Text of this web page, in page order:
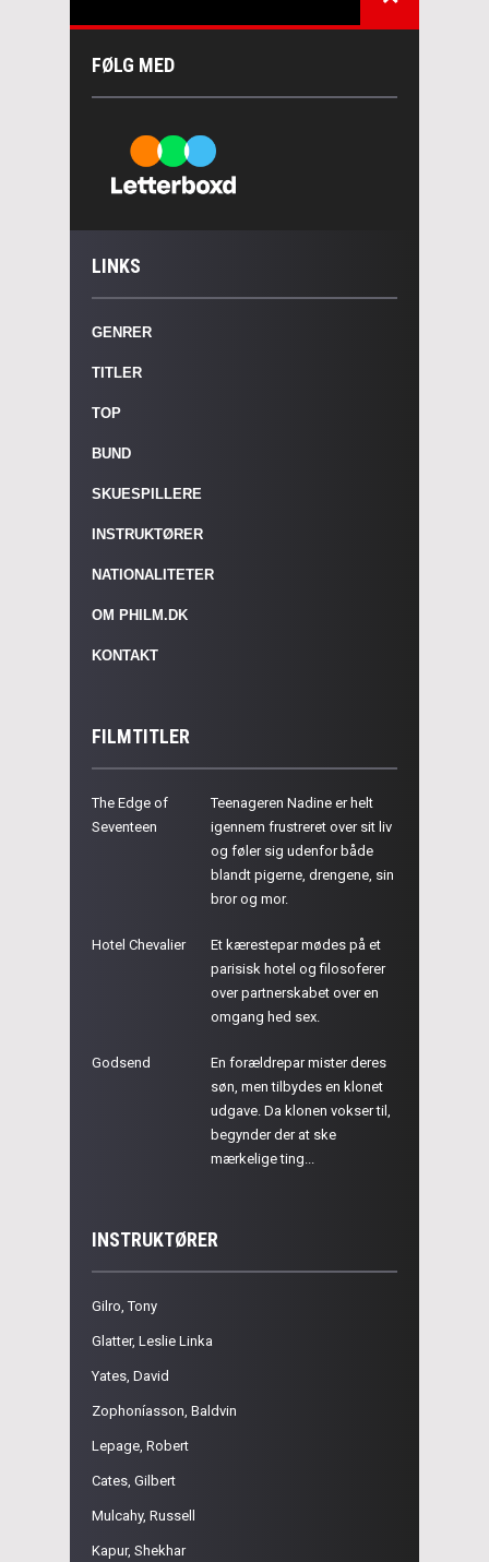
FØLG MED
LINKS
GENRER
TITLER
TOP
BUND
SKUESPILLERE
INSTRUKTØRER
NATIONALITETER
OM PHILM.DK
KONTAKT
FILMTITLER
The Edge of
Seventeen
Teenageren Nadine er helt
igennem frustreret over sit liv
og føler sig udenfor både
blandt pigerne, drengene, sin
bror og mor.
Hotel Chevalier
Et kærestepar mødes på et
parisisk hotel og filosoferer
over partnerskabet over en
omgang hed sex.
Godsend
En forældrepar mister deres
søn, men tilbydes en klonet
udgave. Da klonen vokser til,
begynder der at ske
mærkelige ting...
INSTRUKTØRER
Gilro, Tony
Glatter, Leslie Linka
Yates, David
Zophoníasson, Baldvin
Lepage, Robert
Cates, Gilbert
Mulcahy, Russell
Kapur, Shekhar